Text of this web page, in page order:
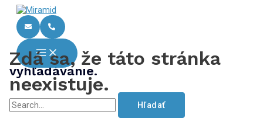
Preskočiť
obsah
Main
Menu
Zdá sa, že táto stránka
neexistuje.
Zdá sa, že odkaz, ktorý sem
odkazuje, bol chybný. Skúste použiť
vyhľadávanie.
Vyhľadať: